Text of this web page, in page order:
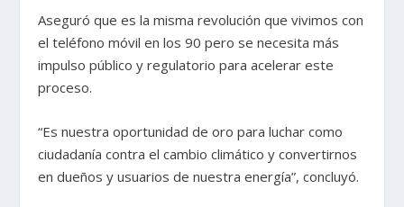
Aseguró que es la misma revolución que vivimos con
el teléfono móvil en los 90 pero se necesita más
impulso público y regulatorio para acelerar este
proceso.
“Es nuestra oportunidad de oro para luchar como
ciudadanía contra el cambio climático y convertirnos
en dueños y usuarios de nuestra energía”, concluyó.